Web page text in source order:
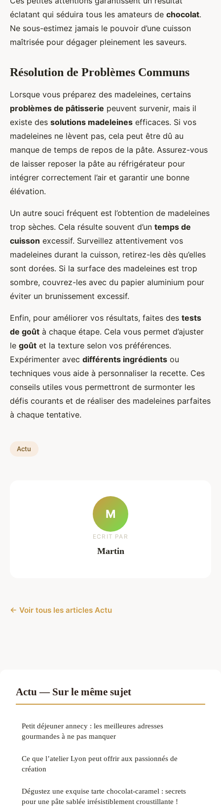
éclatant qui séduira tous les amateurs de chocolat.
Ne sous-estimez jamais le pouvoir d’une cuisson
maîtrisée pour dégager pleinement les saveurs.
Résolution de Problèmes Communs
Lorsque vous préparez des madeleines, certains
problèmes de pâtisserie peuvent survenir, mais il
existe des solutions madeleines efficaces. Si vos
madeleines ne lèvent pas, cela peut être dû au
manque de temps de repos de la pâte. Assurez-vous
de laisser reposer la pâte au réfrigérateur pour
intégrer correctement l’air et garantir une bonne
élévation.
Un autre souci fréquent est l’obtention de madeleines
trop sèches. Cela résulte souvent d’un temps de
cuisson excessif. Surveillez attentivement vos
madeleines durant la cuisson, retirez-les dès qu’elles
sont dorées. Si la surface des madeleines est trop
sombre, couvrez-les avec du papier aluminium pour
éviter un brunissement excessif.
Enfin, pour améliorer vos résultats, faites des tests
de goût à chaque étape. Cela vous permet d’ajuster
le goût et la texture selon vos préférences.
Expérimenter avec différents ingrédients ou
techniques vous aide à personnaliser la recette. Ces
conseils utiles vous permettront de surmonter les
défis courants et de réaliser des madeleines parfaites
à chaque tentative.
Actu
M
ECRIT PAR
Martin
← Voir tous les articles Actu
Actu — Sur le même sujet
Petit déjeuner annecy : les meilleures adresses
gourmandes à ne pas manquer
Ce que l’atelier Lyon peut offrir aux passionnés de
création
Dégustez une exquise tarte chocolat-caramel : secrets
pour une pâte sablée irrésistiblement croustillante !